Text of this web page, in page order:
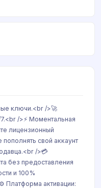
ключи.<br />🚀
/>⚡️ Моментальная
лицензионный
свой аккаунт
/>💳
без предоставления
и 100%
Платформа активации: